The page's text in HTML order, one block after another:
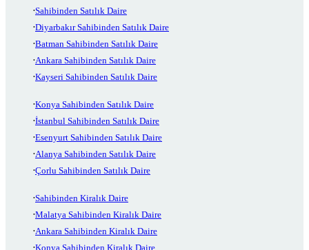
Sahibinden Satılık Daire
Diyarbakır Sahibinden Satılık Daire
Batman Sahibinden Satılık Daire
Ankara Sahibinden Satılık Daire
Kayseri Sahibinden Satılık Daire
Konya Sahibinden Satılık Daire
İstanbul Sahibinden Satılık Daire
Esenyurt Sahibinden Satılık Daire
Alanya Sahibinden Satılık Daire
Çorlu Sahibinden Satılık Daire
Sahibinden Kiralık Daire
Malatya Sahibinden Kiralık Daire
Ankara Sahibinden Kiralık Daire
Konya Sahibinden Kiralık Daire